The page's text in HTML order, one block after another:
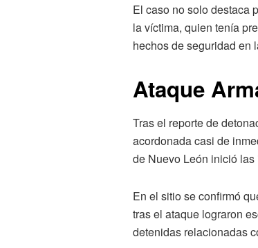
El caso no solo destaca
la víctima, quien tenía
hechos de seguridad en
Ataque
Tras el reporte de
acordonada casi de
de Nuevo León inició
En el sitio se confirmó
tras el ataque lograron
detenidas relacionadas